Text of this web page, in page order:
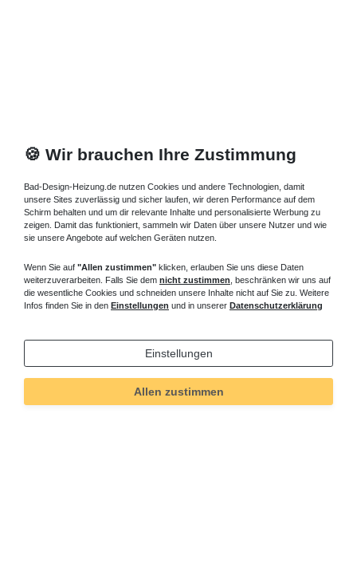
🍪 Wir brauchen Ihre Zustimmung
Bad-Design-Heizung.de nutzen Cookies und andere Technologien, damit
unsere Sites zuverlässig und sicher laufen, wir deren Performance auf dem
Schirm behalten und um dir relevante Inhalte und personalisierte Werbung zu
zeigen. Damit das funktioniert, sammeln wir Daten über unsere Nutzer und wie
sie unsere Angebote auf welchen Geräten nutzen.
Wenn Sie auf "Allen zustimmen" klicken, erlauben Sie uns diese Daten
weiterzuverarbeiten. Falls Sie dem nicht zustimmen , beschränken wir uns auf
die wesentliche Cookies und schneiden unsere Inhalte nicht auf Sie zu. Weitere
Infos finden Sie in den Einstellungen und in unserer Datenschutzerklärung
Einstellungen
Allen zustimmen